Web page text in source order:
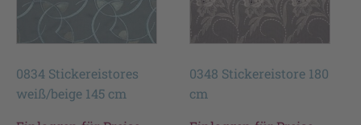
0834 Stickereistores
weiß/beige 145 cm
0348 Stickereistore 180
cm